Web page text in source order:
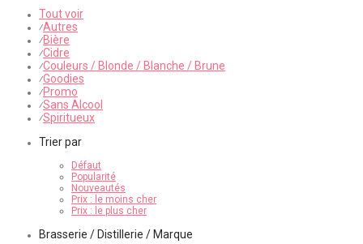
Tout voir
⁄Autres
⁄Bière
⁄Cidre
⁄Couleurs / Blonde / Blanche / Brune
⁄Goodies
⁄Promo
⁄Sans Alcool
⁄Spiritueux
Trier par
Défaut
Popularité
Nouveautés
Prix : le moins cher
Prix : le plus cher
Brasserie / Distillerie / Marque